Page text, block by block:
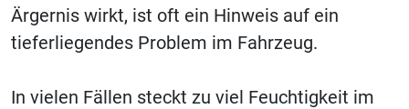
Ärgernis wirkt, ist oft ein Hinweis auf ein
tieferliegendes Problem im Fahrzeug.
In vielen Fällen steckt zu viel Feuchtigkeit im